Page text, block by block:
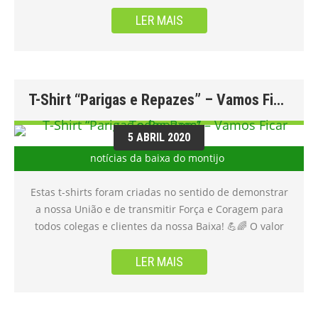
LER MAIS
T-Shirt “Parigas e Repazes” – Vamos Ficar Todos Bem!
5 ABRIL 2020
notícias da baixa do montijo
Estas t-shirts foram criadas no sentido de demonstrar
a nossa União e de transmitir Força e Coragem para
todos colegas e clientes da nossa Baixa! 💪🌈 O valor
reverterá na totalidade para a manutenção do Site da
Baixa, por forma a incentivar que mais lojistas o
LER MAIS